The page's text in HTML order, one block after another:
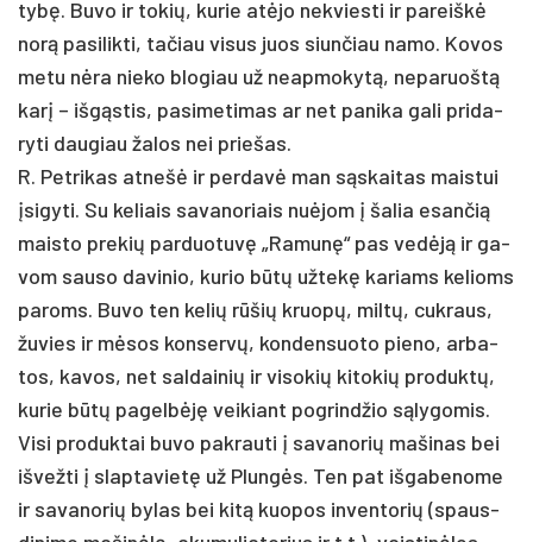
tybę. Bu­vo ir to­kių, ku­rie at­ėjo ne­kvies­ti ir pa­reiškė
norą pa­si­lik­ti, ta­čiau vi­sus juos siun­čiau na­mo. Ko­vos
me­tu nėra nie­ko blo­giau už neap­mo­kytą, ne­pa­ruoštą
karį – išgąs­tis, pa­si­me­ti­mas ar net pa­ni­ka ga­li pri­da­
ry­ti dau­giau ža­los nei prie­šas.
R. Pet­ri­kas at­nešė ir per­davė man sąskai­tas mais­tui
įsi­gy­ti. Su ke­liais sa­va­no­riais nu­ėjom į ša­lia esan­čią
mais­to pre­kių par­duo­tuvę „Ra­munę“ pas vedėją ir ga­
vom sau­so da­vi­nio, ku­rio būtų už­tekę ka­riams ke­lioms
pa­roms. Bu­vo ten ke­lių rūšių kruopų, miltų, cuk­raus,
žu­vies ir mėsos kon­servų, kon­den­suo­to pie­no, ar­ba­
tos, ka­vos, net sal­dai­nių ir vi­so­kių ki­to­kių pro­duktų,
ku­rie būtų pa­gelbėję vei­kiant po­grind­žio sąly­go­mis.
Vi­si pro­duk­tai bu­vo pa­krau­ti į sa­va­no­rių ma­ši­nas bei
iš­vež­ti į slap­ta­vietę už Plungės. Ten pat iš­ga­be­no­me
ir sa­va­no­rių by­las bei kitą kuo­pos in­ven­to­rių (spaus­